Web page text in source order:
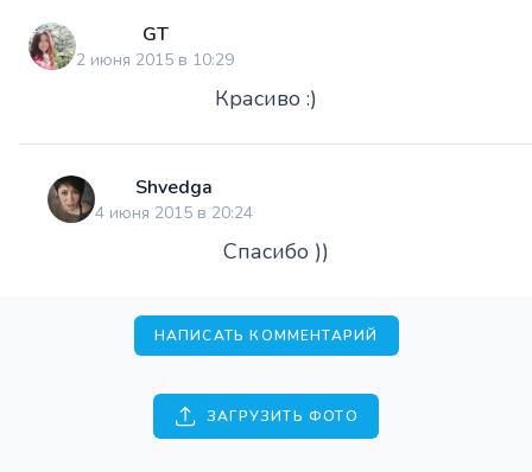
GT
2 июня 2015 в 10:29
Красиво :)
Shvedga
4 июня 2015 в 20:24
Спасибо ))
НАПИСАТЬ КОММЕНТАРИЙ
ЗАГРУЗИТЬ ФОТО